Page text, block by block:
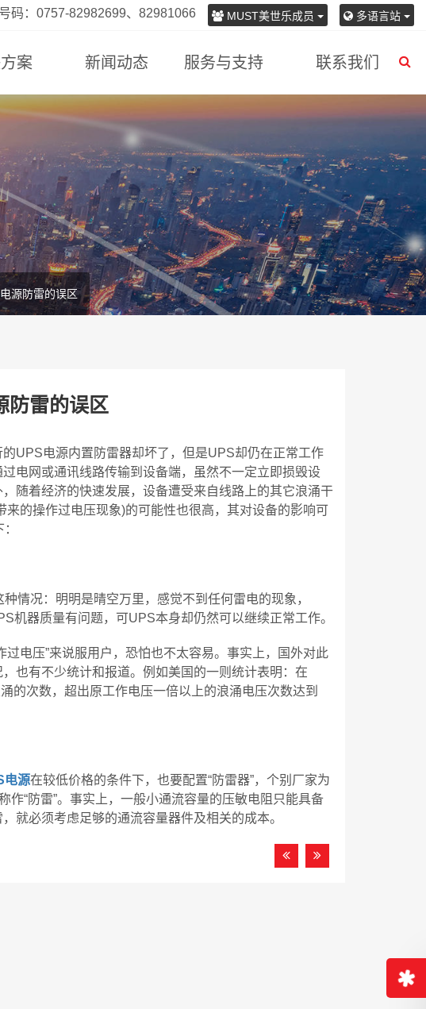
多语言站
MUST美世乐成员
码：0757-82982699、82981066
案 新闻动态 服务与支持 联系我们
源防雷的误区
防雷的误区
UPS电源内置防雷器却坏了，但是UPS却仍在正常工作
电网或通讯线路传输到设备端，虽然不一定立即损毁设
随着经济的快速发展，设备遭受来自线路上的其它浪涌干
的操作过电压现象)的可能性也很高，其对设备的影响可
情况：明明是晴空万里，感觉不到任何雷电的现象，
机器质量有问题，可UPS本身却仍然可以继续正常工作。
电压”来说服用户，恐怕也不太容易。事实上，国外对此
也有不少统计和报道。例如美国的一则统计表明：在
的次数，超出原工作电压一倍以上的浪涌电压次数达到
电源在较低价格的条件下，也要配置“防雷器”，个别厂家为
作“防雷”。事实上，一般小通流容量的压敏电阻只能具备
就必须考虑足够的通流容量器件及相关的成本。